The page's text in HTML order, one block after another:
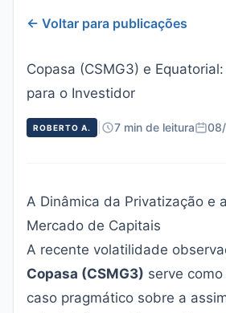
← Voltar para publicações
Copasa (CSMG3) e
para o Investidor
ROBERTO A. 7 min de leitura
A Dinâmica da Privatização e
Mercado de Capitais
A recente volatilidade
Copasa (CSMG3) serve
caso pragmático sobre a